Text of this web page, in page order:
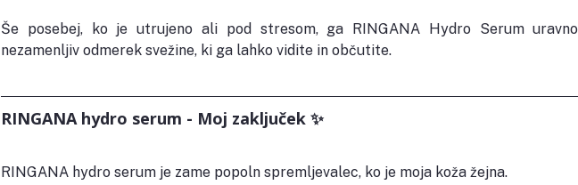
Še posebej, ko je utrujeno ali pod stresom, ga RINGANA Hydro Serum
nezamenljiv odmerek svežine, ki ga lahko vidite in občutite.
RINGANA hydro serum - Moj zaključek ✨
RINGANA hydro serum je zame popoln spremljevalec, ko je moja koža žejna.